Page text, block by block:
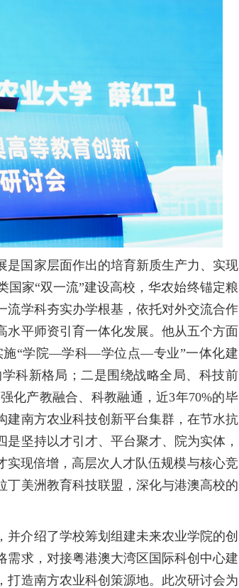
是国家层面作出的培育新质生产力、实现
家“双一流”建设高校，华农始终锚定粮
流学科夯实办学根基，依托对外交流合作
水平师资引育一体化发展。他从五个方面
施“学院—学科—学位点—专业”一体化建
科新格局；二是围绕战略全局、科技前
化产教融合、科教融通，近3年70%的毕
建南方农业科技创新平台集群，在节水抗
坚持以才引才、平台聚才、院为实体，
实现倍增，高层次人才队伍规模与核心竞
美洲教育科技联盟，深化与港澳高校的
介绍了学校筹划组建未来农业学院的创
需求，对接粤港澳大湾区国际科创中心建
造南方农业科创策源地。此次研讨会为